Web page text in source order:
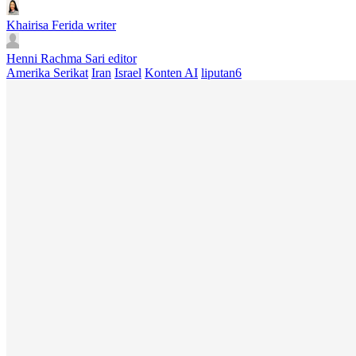
Khairisa Ferida writer
Henni Rachma Sari editor
Amerika Serikat Iran Israel Konten AI liputan6